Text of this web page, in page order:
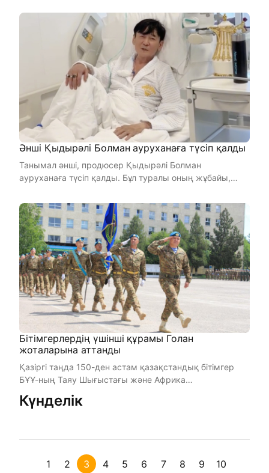
Әнші Қыдырәлі Болман ауруханаға түсіп қалды
Танымал әнші, продюсер Қыдырәлі Болман
ауруханаға түсіп қалды. Бұл туралы оның жұбайы,
Бітімгерлердің үшінші құрамы Голан
жоталарына аттанды
Қазіргі таңда 150-ден астам қазақстандық бітімгер
БҰҰ-ның Таяу Шығыстағы және Африка
континентіндегі 7 миссиясына әске ...
Күнделік
1 2 3 4 5 6 7 8 9 10